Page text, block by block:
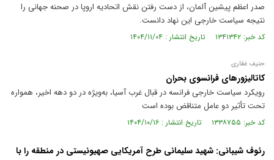
صدر اعظم پیشین آلمان، از دست رفتن نقش اتحادیه اروپا در صحنه جهانی را
نتیجه سیاست خارجی این نهاد دانست.
کد خبر: ۱۳۴۱۳۴۲ تاریخ انتشار : ۱۴۰۴/۱۱/۰۴
حنیف غفاری
کاتالیزور‌های فرانسوی بحران
رویکرد سیاست خارجی فرانسه در قبال غرب آسیا، به‌ویژه در دو دهه اخیر، همواره
تحت تأثیر دو عامل متناقض بوده است
کد خبر: ۱۳۳۸۷۵۵ تاریخ انتشار : ۱۴۰۴/۱۰/۱۶
رئوف شیبانی: شهید سلیمانی طرح آمریکایی صهیونیستی در منطقه را با